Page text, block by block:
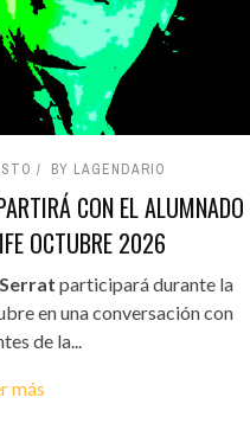
BY LAGENDARIO
CON EL ALUMNADO
OCTUBRE 2026
participará durante la
en una conversación con
de la...
más